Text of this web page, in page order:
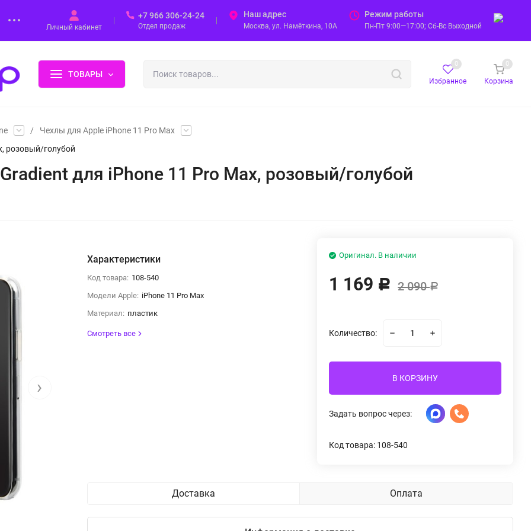
Личный кабинет
+7 966 306-24-24
Отдел продаж
Наш адрес
Москва, ул. Намёткина, 10А
Режим работы
Пн-Пт 9:00—17:00; Сб-Вс Выходной
ТОВАРЫ
Избранное
0
Корзина
0
/
Чехлы для Apple iPhone 11 Pro Max
розовый/голубой
для iPhone 11 Pro Max, розовый/голубой
›
Характеристики
Код товара: 108-540
Модели Apple: iPhone 11 Pro Max
Материал: пластик
Смотреть все
Оригинал. В наличии
1 169 Р 2 090Р
Количество:
В КОРЗИНУ
Задать вопрос через:
Код товара: 108-540
Доставка Оплата